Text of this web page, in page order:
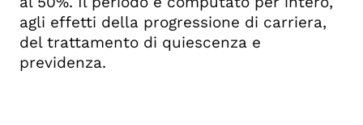
agli effetti della progressione di carriera,
del trattamento di quiescenza e
previdenza.